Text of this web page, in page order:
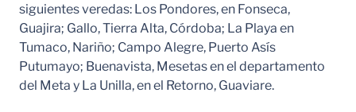
siguientes veredas: Los Pondores, en Fonseca,
Guajira; Gallo, Tierra Alta, Córdoba; La Playa en
Tumaco, Nariño; Campo Alegre, Puerto Asís
Putumayo; Buenavista, Mesetas en el departamento
del Meta y La Unilla, en el Retorno, Guaviare.